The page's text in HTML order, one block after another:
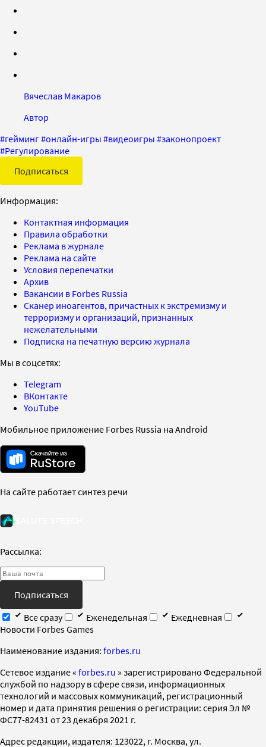
Вячеслав Макаров
Автор
#гейминг#онлайн-игры #видеоигры #законопроект
#Регулирование
Подписаться
Информация:
Контактная информация
Правила обработки
Реклама в журнале
Реклама на сайте
Условия перепечатки
Архив
Вакансии в Forbes Russia
Сканер иноагентов, причастных к экстремизму и
терроризму и организаций, признанных
нежелательными
Подписка на печатную версию журнала
Мы в соцсетях:
Telegram
ВКонтакте
YouTube
Мобильное приложение Forbes Russia на Android
На сайте работает синтез речи
Рассылка:
Подписаться
Все сразу
Еженедельная
Ежедневная
Новости Forbes Games
Наименование издания: forbes.ru
Cетевое издание « forbes.ru » зарегистрировано Федеральной
службой по надзору в сфере связи, информационных
технологий и массовых коммуникаций, регистрационный
номер и дата принятия решения о регистрации: серия Эл №
ФС77-82431 от 23 декабря 2021 г.
Адрес редакции, издателя: 123022, г. Москва, ул.